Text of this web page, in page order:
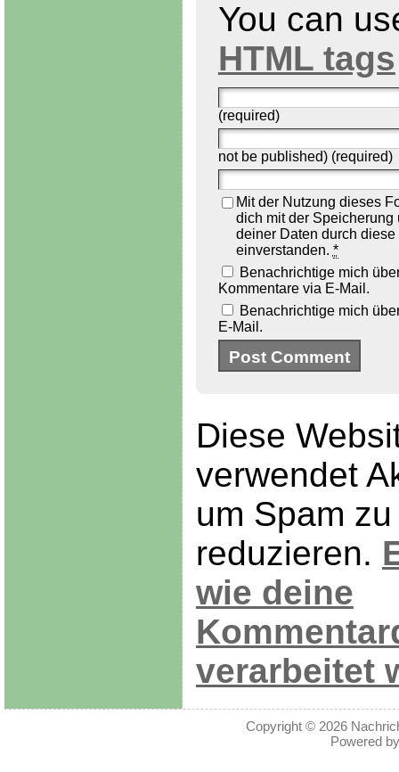
You can
HTML tags
(required)
not be published) (required)
Mit der Nutzung dieses
dich mit der Speicherung
deiner Daten durch diese
einverstanden. *
Benachrichtige mich
Kommentare via E-Mail.
Benachrichtige mich
E-Mail.
Diese
verwendet
um Spam zu
reduzieren.
wie deine
verarbeitet
Copyright © 2026
Powered